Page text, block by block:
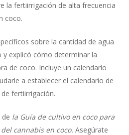
la fertiirrigación de alta frecuencia
coco.
sobre la cantidad de agua
y explicó cómo determinar la
de coco. Incluye un calendario
a establecer el calendario de
fertiirrigación.
la Guía de cultivo en coco para
cannabis en coco. Asegúrate